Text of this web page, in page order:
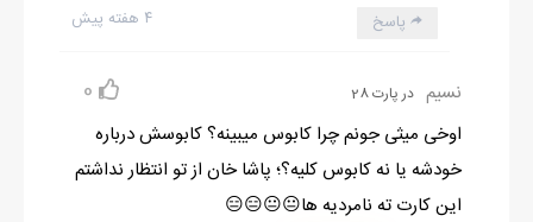
۴ هفته پیش پاسخ
نسیم در پارت 28 0
اوخی میثی جونم چرا کابوس میبینه؟ کابوسش درباره
خودشه یا نه کابوس کلیه؟؛ پاشا خان از تو انتظار نداشتم
این کارت ته نامردیه ها😐😐😑😑